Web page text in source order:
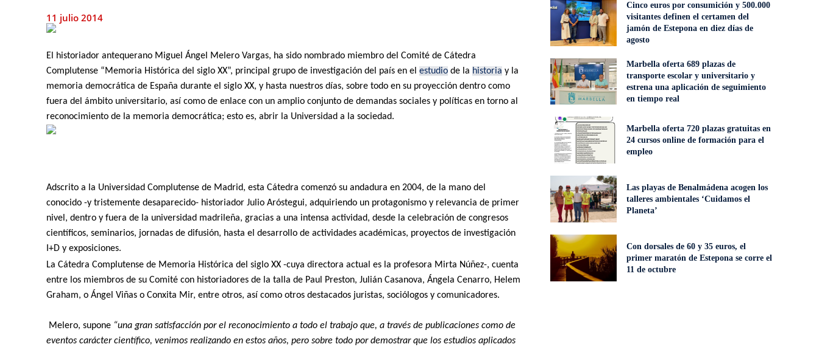
11 julio 2014
El historiador antequerano Miguel Ángel Melero Vargas, ha sido nombrado miembro del Comité de Cátedra
Complutense “Memoria Histórica del siglo XX”, principal grupo de investigación del país en el estudio de la historia y la
memoria democrática de España durante el siglo XX, y hasta nuestros días, sobre todo en su proyección dentro como
fuera del ámbito universitario, así como de enlace con un amplio conjunto de demandas sociales y políticas en torno al
reconocimiento de la memoria democrática; esto es, abrir la Universidad a la sociedad.
Adscrito a la Universidad Complutense de Madrid, esta Cátedra comenzó su andadura en 2004, de la mano del
conocido -y tristemente desaparecido- historiador Julio Aróstegui, adquiriendo un protagonismo y relevancia de primer
nivel, dentro y fuera de la universidad madrileña, gracias a una intensa actividad, desde la celebración de congresos
científicos, seminarios, jornadas de difusión, hasta el desarrollo de actividades académicas, proyectos de investigación
I+D y exposiciones.
La Cátedra Complutense de Memoria Histórica del siglo XX -cuya directora actual es la profesora Mirta Núñez-, cuenta
entre los miembros de su Comité con historiadores de la talla de Paul Preston, Julián Casanova, Ángela Cenarro, Helem
Graham, o Ángel Viñas o Conxita Mir, entre otros, así como otros destacados juristas, sociólogos y comunicadores.
Melero, supone “una gran satisfacción por el reconocimiento a todo el trabajo que, a través de publicaciones como de
eventos carácter científico, venimos realizando en estos años, pero sobre todo por demostrar que los estudios aplicados
Cinco euros por consumición y 500.000
visitantes definen el certamen del
jamón de Estepona en diez días de
agosto
Marbella oferta 689 plazas de
transporte escolar y universitario y
estrena una aplicación de seguimiento
en tiempo real
Marbella oferta 720 plazas gratuitas en
24 cursos online de formación para el
empleo
Las playas de Benalmádena acogen los
talleres ambientales ‘Cuidamos el
Planeta’
Con dorsales de 60 y 35 euros, el
primer maratón de Estepona se corre el
11 de octubre